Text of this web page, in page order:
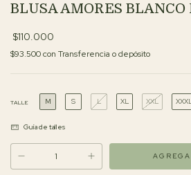
BLUSA AMORES BLANCO
$110.000
$93.500con Transferencia o depósito
TALLE M S L XL XXL
Guía de talles